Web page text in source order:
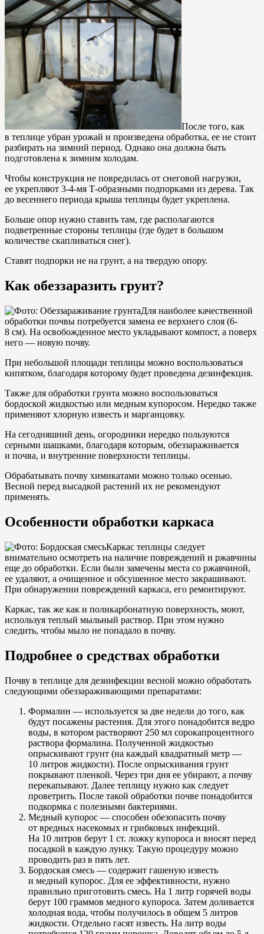
После того, как
в теплице убран урожай и произведена обработка, ее не стоит
разбирать на зимний период. Однако она должна быть
подготовлена к зимним холодам.
Чтобы конструкция не повредилась от снеговой нагрузки,
ее укрепляют 3-4-мя Т-образными подпорками из дерева. Так
до весеннего периода крыша теплицы будет укреплена.
Больше опор нужно ставить там, где располагаются
подветренные стороны теплицы (где будет в большом
количестве скапливаться снег).
Ставят подпорки не на грунт, а на твердую опору.
Как обеззаразить грунт?
Для наиболее качественной
обработки почвы потребуется замена ее верхнего слоя (6-
8 см). На освобожденное место укладывают компост, а поверх
него — новую почву.
При небольшой площади теплицы можно воспользоваться
кипятком, благодаря которому будет проведена дезинфекция.
Также для обработки грунта можно воспользоваться
бордоской жидкостью или медным купоросом. Нередко также
применяют хлорную известь и марганцовку.
На сегодняшний день, огородники нередко пользуются
серными шашками, благодаря которым, обеззараживается
и почва, и внутренние поверхности теплицы.
Обрабатывать почву химикатами можно только осенью.
Весной перед высадкой растений их не рекомендуют
применять.
Особенности обработки каркаса
Каркас теплицы следует
внимательно осмотреть на наличие повреждений и ржавчины
еще до обработки. Если были замечены места со ржавчиной,
ее удаляют, а очищенное и обсушенное место закрашивают.
При обнаружении повреждений каркаса, его ремонтируют.
Каркас, так же как и поликарбонатную поверхность, моют,
используя теплый мыльный раствор. При этом нужно
следить, чтобы мыло не попадало в почву.
Подробнее о средствах обработки
Почву в теплице для дезинфекции весной можно обработать
следующими обеззараживающими препаратами:
Формалин — используется за две недели до того, как
будут посажены растения. Для этого понадобится ведро
воды, в котором растворяют 250 мл сорокапроцентного
раствора формалина. Полученной жидкостью
опрыскивают грунт (на каждый квадратный метр —
10 литров жидкости). После опрыскивания грунт
покрывают пленкой. Через три дня ее убирают, а почву
перекапывают. Далее теплицу нужно как следует
проветрить. После такой обработки почве понадобится
подкормка с полезными бактериями.
Медный купорос — способен обезопасить почву
от вредных насекомых и грибковых инфекций.
На 10 литров берут 1 ст. ложку купороса и вносят перед
посадкой в каждую лунку. Такую процедуру можно
проводить раз в пять лет.
Бордоская смесь — содержит гашеную известь
и медный купорос. Для ее эффективности, нужно
правильно приготовить смесь. На 1 литр горячей воды
берут 100 граммов медного купороса. Затем доливается
холодная вода, чтобы получилось в общем 5 литров
жидкости. Отдельно гасят известь. На литр воды